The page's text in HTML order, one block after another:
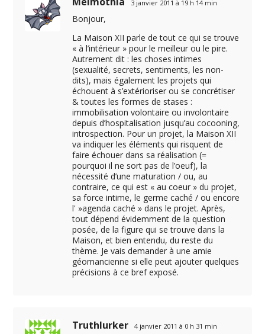
3 janvier 2011 à 19 h 14 min
Bonjour,
La Maison XII parle de tout ce qui se trouve
« à l’intérieur » pour le meilleur ou le pire.
Autrement dit : les choses intimes
(sexualité, secrets, sentiments, les non-
dits), mais également les projets qui
échouent à s’extérioriser ou se concrétiser
& toutes les formes de stases :
immobilisation volontaire ou involontaire
depuis d’hospitalisation jusqu’au cocooning,
introspection. Pour un projet, la Maison XII
va indiquer les éléments qui risquent de
faire échouer dans sa réalisation (=
pourquoi il ne sort pas de l’oeuf), la
nécessité d’une maturation / ou, au
contraire, ce qui est « au coeur » du projet,
sa force intime, le germe caché / ou encore
l' »agenda caché » dans le projet. Après,
tout dépend évidemment de la question
posée, de la figure qui se trouve dans la
Maison, et bien entendu, du reste du
thème. Je vais demander à une amie
géomancienne si elle peut ajouter quelques
précisions à ce bref exposé.
Truthlurker 4 janvier 2011 à 0 h 31 min